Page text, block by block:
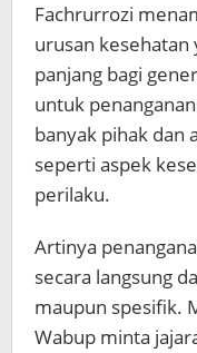
Fachrurrozi
urusan kesehatan
panjang bagi
untuk
banyak pihak dan
seperti aspek
perilaku.
Artinya
secara langsung
maupun spesifik.
Wabup minta